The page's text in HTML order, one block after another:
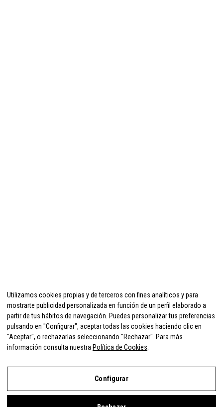
Utilizamos cookies propias y de terceros con fines analíticos y para
mostrarte publicidad personalizada en función de un perfil elaborado a
partir de tus hábitos de navegación. Puedes personalizar tus preferencias
pulsando en "Configurar", aceptar todas las cookies haciendo clic en
"Aceptar", o rechazarlas seleccionando "Rechazar". Para más
información consulta nuestra Política de Cookies
Configurar